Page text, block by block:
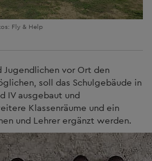
Fly & Help
Jugendlichen vor Ort den
soll das Schulgebäude in
IV ausgebaut und
Klassenräume und ein
und Lehrer ergänzt werden.